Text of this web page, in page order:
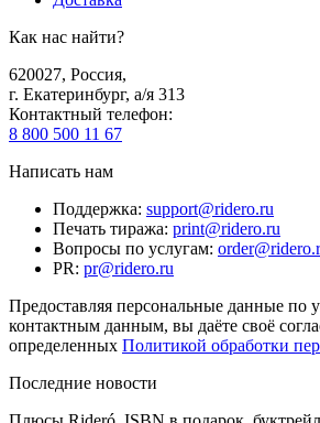
Как нас найти?
620027, Россия,
г. Екатеринбург, а/я 313
Контактный телефон:
8 800 500 11 67
Написать нам
Поддержка: support@ridero.ru
Печать тиража: print@ridero.ru
Вопросы по услугам:
PR: pr@ridero.ru
Предоставляя персональные данные по
контактным данным, вы даёте своё
определенных Политикой обработки
Последние новости